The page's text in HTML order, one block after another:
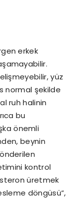
erkek
yüz
normal şekilde
ruh halinin
bu
önemli
beynin
kontrol
üretmek
döngüsü”,